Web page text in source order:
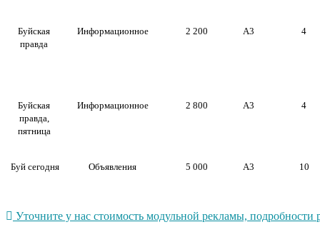
Буйская
правда
Информационное 2 200 А3 4
Буйская
правда,
пятница
Информационное 2 800 А3 4
Буй сегодня Объявления 5 000 А3 10
Уточните у нас стоимость модульной рекламы,